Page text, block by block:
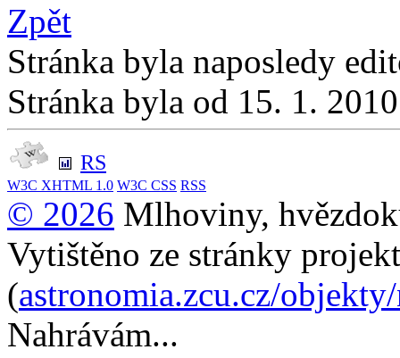
Zpět
Stránka byla naposledy
Stránka byla od 15. 1.
RS
W3C XHTML 1.0 W3C CSS RSS
© 2026 Mlhoviny,
Vytištěno ze stránky
(astronomia.zcu.cz/
Nahrávám...